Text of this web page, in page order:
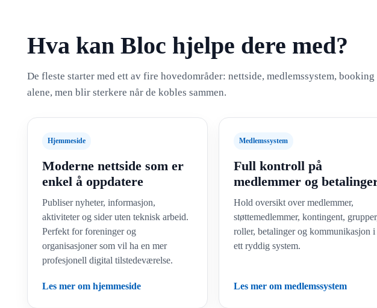
Hva kan Bloc hjelpe dere med?
De fleste starter med ett av fire hovedområder: nettside, medlemssystem,
alene, men blir sterkere når de kobles sammen.
Hjemmeside
Moderne nettside som er
enkel å oppdatere
Publiser nyheter, informasjon,
aktiviteter og sider uten teknisk arbeid.
Perfekt for foreninger og
organisasjoner som vil ha en mer
profesjonell digital tilstedeværelse.
Les mer om hjemmeside
Medlemssystem
Full kontroll på
medlemmer og
Hold oversikt over medlemmer,
støttemedlemmer, kontingent,
roller, betalinger og kommunikasjon i
ett ryddig system.
Les mer om medlemssystem